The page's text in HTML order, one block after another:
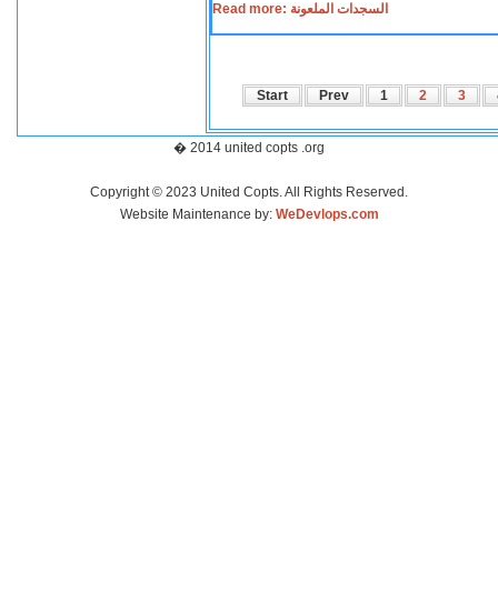
Read more: السجدات الملعونة
Start Prev 1 2 3
� 2014 united copts .org
Copyright © 2023 United Copts. All Rights Reserved.
Website Maintenance by: WeDevlops.com